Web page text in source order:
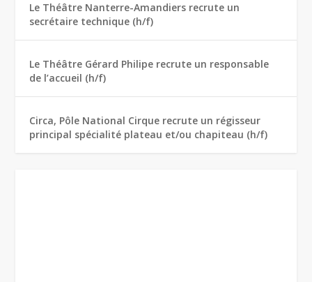
Le Théâtre Nanterre-Amandiers recrute un
secrétaire technique (h/f)
Le Théâtre Gérard Philipe recrute un responsable
de l’accueil (h/f)
Circa, Pôle National Cirque recrute un régisseur
principal spécialité plateau et/ou chapiteau (h/f)